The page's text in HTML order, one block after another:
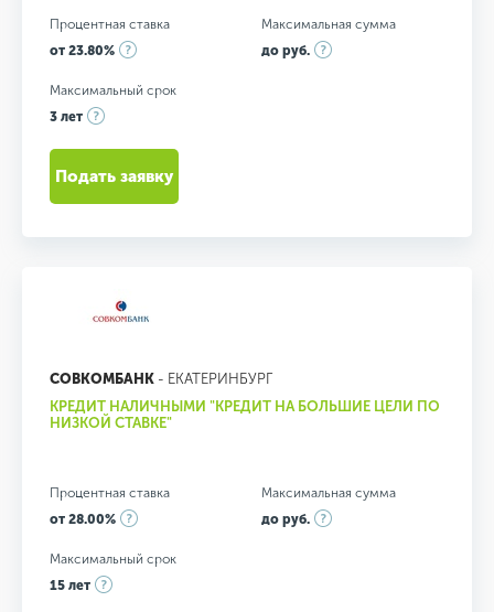
Процентная ставка
от 23.80%
Максимальная сумма
до руб.
Максимальный срок
3 лет
Подать заявку
СОВКОМБАНК - ЕКАТЕРИНБУРГ
КРЕДИТ НАЛИЧНЫМИ "КРЕДИТ НА БОЛЬШИЕ ЦЕЛИ ПО
НИЗКОЙ СТАВКЕ"
Процентная ставка
от 28.00%
Максимальная сумма
до руб.
Максимальный срок
15 лет